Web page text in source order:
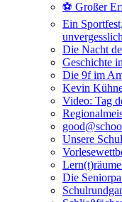
⚽ Großer
Ein
Die Nacht
Geschichte
Die 9f im
Kevin
Video: Tag
Unsere
Die